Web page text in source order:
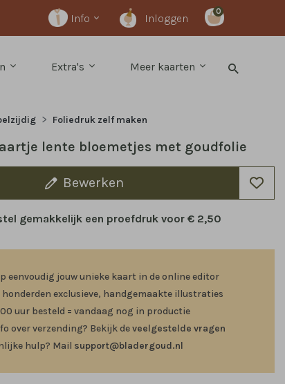
Info Inloggen
0
Extra's Meer kaarten
Foliedruk zelf maken
lente bloemetjes met goudfolie
Bewerken
gemakkelijk een proefdruk voor€ 2,50
eenvoudig jouw unieke kaart in de online editor
honderden exclusieve, handgemaakte illustraties
uur besteld = vandaag nog in productie
over verzending? Bekijk deveelgestelde vragen
hulp? Mail support@bladergoud.nl